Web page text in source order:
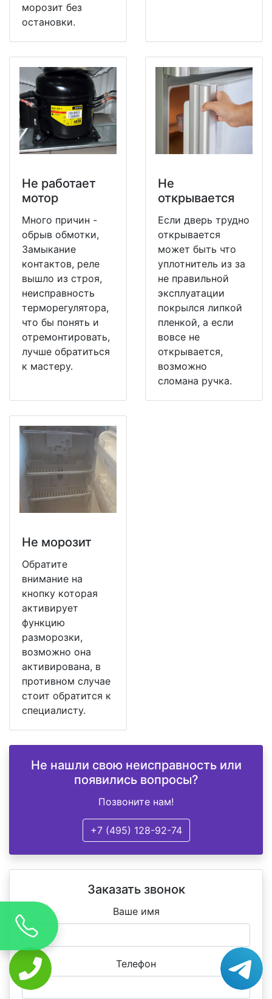
морозит без
остановки.
Не работает
мотор
Много причин -
обрыв обмотки,
Замыкание
контактов, реле
вышло из строя,
неисправность
терморегулятора,
что бы понять и
отремонтировать,
лучше обратиться
к мастеру.
Не
открывается
Если дверь трудно
открывается
может быть что
уплотнитель из за
не правильной
эксплуатации
покрылся липкой
пленкой, а если
вовсе не
открывается,
возможно
сломана ручка.
Не морозит
Обратите
внимание на
кнопку которая
активирует
функцию
разморозки,
возможно она
активирована, в
противном случае
стоит обратится к
специалисту.
Не нашли свою неисправность или
появились вопросы?
Позвоните нам!
+7 (495) 128-92-74
Заказать звонок
Ваше имя
Телефон